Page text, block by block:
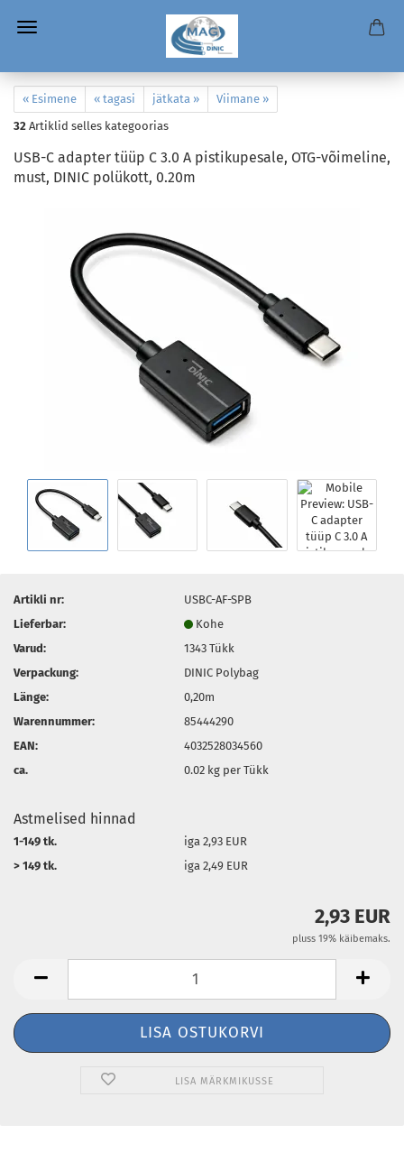
« Esimene « tagasi jätkata »
Viimane »
32 Artiklid selles kategoorias
USB-C adapter tüüp C 3.0 A pistikupesale, OTG-võimeline,
must, DINIC polükott, 0.20m
Artikli nr:
USBC-AF-SPB
Lieferbar:
Kohe
Varud:
1343Tükk
Verpackung:
DINIC Polybag
Länge:
0,20m
Warennummer:
85444290
EAN:
4032528034560
ca.
0.02 kg per Tükk
Astmelised hinnad
1-149 tk.
iga 2,93 EUR
> 149 tk.
iga 2,49 EUR
2,93 EUR
pluss 19% käibemaks.
LISA MÄRKMIKUSSE